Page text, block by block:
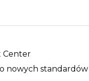
Center
nowych